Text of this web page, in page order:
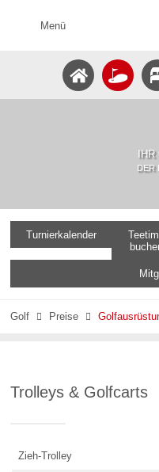
Menü
IHR
DER
Turnierkalender
Golf  Preise 
Trolleys & Golfcarts
Zieh-Trolley